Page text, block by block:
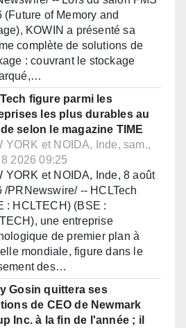
(Future of Memory and
KOWIN a présenté sa
complète de solutions de
: couvrant le stockage
figure parmi les
les plus durables au
selon le magazine TIME
YORK et NOIDA, Inde, sam.,
2026 09:25
YORK et NOIDA, Inde, 8 août
/PRNewswire/ -- HCLTech
: HCLTECH) (BSE :
une entreprise
de premier plan à
mondiale, figure dans le
des…
Gosin quittera ses
de CEO de Newmark
Inc. à la fin de l'année ; il